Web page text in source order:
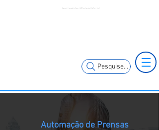
Estamparia | Automação de Prensas | MCK Press Automation | São Paulo | Brasil
Pesquise...
Automação de Prensas